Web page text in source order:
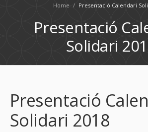
Home / Presentació Calendari
Presentació
Solidari
Presentació
Solidari 2018